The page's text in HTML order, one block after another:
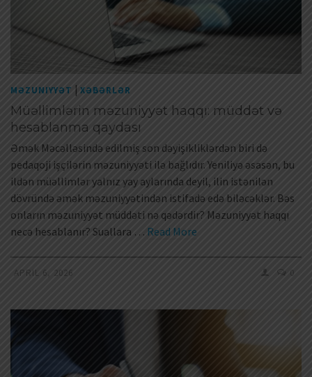
MƏZUNIYYƏT | XƏBƏRLƏR
Müəllimlərin məzuniyyət haqqı: müddət və
hesablanma qaydası
Əmək Məcəlləsində edilmiş son dəyişikliklərdən biri də
pedaqoji işçilərin məzuniyyəti ilə bağlıdır. Yeniliyə əsasən, bu
ildən müəllimlər yalnız yay aylarında deyil, ilin istənilən
dövründə əmək məzuniyyətindən istifadə edə biləcəklər. Bəs
onların məzuniyyət müddəti nə qədərdir? Məzuniyyət haqqı
necə hesablanır? Suallara … Read More
APRIL 6, 2026 0